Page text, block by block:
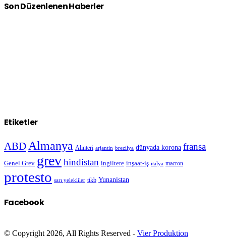
Son Düzenlenen Haberler
Etiketler
ABD Almanya Alınteri arjantin brezilya dünyada korona fransa
Genel Grev grevhindistan ingiltere inşaat-iş italya macron
protesto sarı yelekliler tikb Yunanistan
Facebook
© Copyright 2026, All Rights Reserved - Vier Produktion